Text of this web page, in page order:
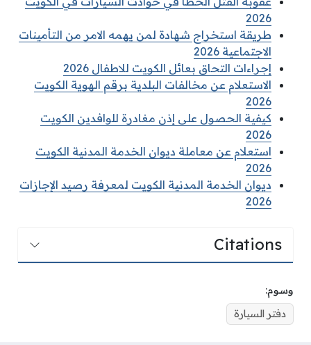
2026
طريقة استخراج شهادة لمن يهمه الامر من التأمينات
الاجتماعية 2026
إجراءات التحاق بعائل الكويت للاطفال 2026
الاستعلام عن مخالفات البلدية برقم الهوية الكويت
2026
كيفية الحصول على إذن مغادرة للوافدين الكويت
2026
استعلام عن معاملة ديوان الخدمة المدنية الكويت
2026
ديوان الخدمة المدنية الكويت لمعرفة رصيد الإجازات
2026
Citations
وسوم:
دفتر السيارة